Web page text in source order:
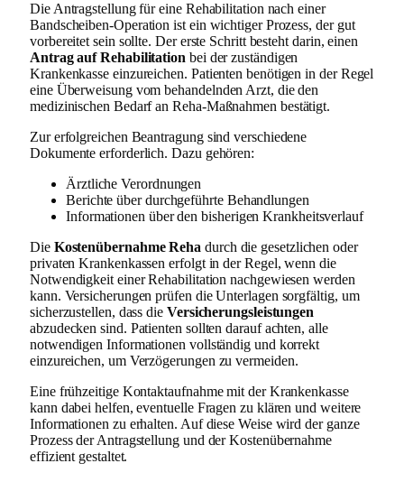
Die Antragstellung für eine Rehabilitation nach einer
Bandscheiben-Operation ist ein wichtiger Prozess, der gut
vorbereitet sein sollte. Der erste Schritt besteht darin, einen
Antrag auf Rehabilitation bei der zuständigen
Krankenkasse einzureichen. Patienten benötigen in der Regel
eine Überweisung vom behandelnden Arzt, die den
medizinischen Bedarf an Reha-Maßnahmen bestätigt.
Zur erfolgreichen Beantragung sind verschiedene
Dokumente erforderlich. Dazu gehören:
Ärztliche Verordnungen
Berichte über durchgeführte Behandlungen
Informationen über den bisherigen Krankheitsverlauf
Die Kostenübernahme Reha durch die gesetzlichen oder
privaten Krankenkassen erfolgt in der Regel, wenn die
Notwendigkeit einer Rehabilitation nachgewiesen werden
kann. Versicherungen prüfen die Unterlagen sorgfältig, um
sicherzustellen, dass die Versicherungsleistungen
abzudecken sind. Patienten sollten darauf achten, alle
notwendigen Informationen vollständig und korrekt
einzureichen, um Verzögerungen zu vermeiden.
Eine frühzeitige Kontaktaufnahme mit der Krankenkasse
kann dabei helfen, eventuelle Fragen zu klären und weitere
Informationen zu erhalten. Auf diese Weise wird der ganze
Prozess der Antragstellung und der Kostenübernahme
effizient gestaltet.